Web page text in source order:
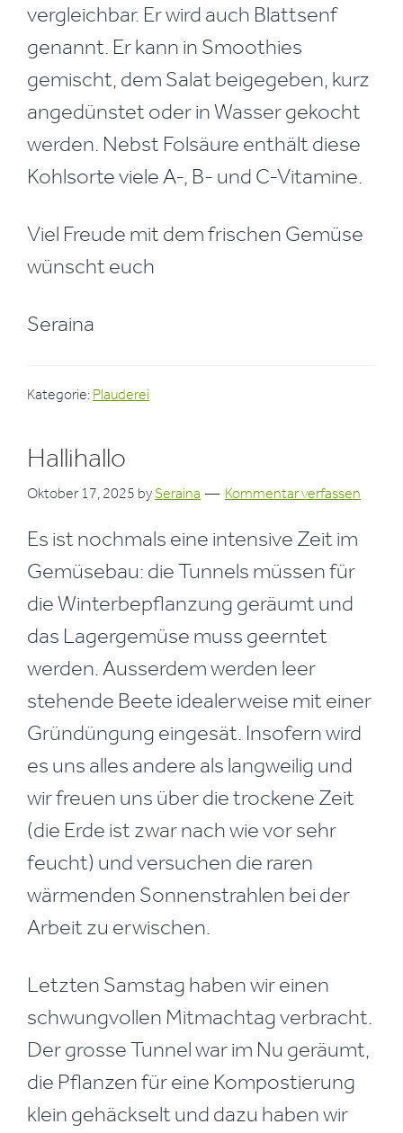
vergleichbar. Er wird auch Blattsenf
genannt. Er kann in Smoothies
gemischt, dem Salat beigegeben, kurz
angedünstet oder in Wasser gekocht
werden. Nebst Folsäure enthält diese
Kohlsorte viele A-, B- und C-Vitamine.
Viel Freude mit dem frischen Gemüse
wünscht euch
Seraina
Kategorie: Plauderei
Hallihallo
Oktober 17, 2025 by Seraina Kommentar verfassen
Es ist nochmals eine intensive Zeit im
Gemüsebau: die Tunnels müssen für
die Winterbepflanzung geräumt und
das Lagergemüse muss geerntet
werden. Ausserdem werden leer
stehende Beete idealerweise mit einer
Gründüngung eingesät. Insofern wird
es uns alles andere als langweilig und
wir freuen uns über die trockene Zeit
(die Erde ist zwar nach wie vor sehr
feucht) und versuchen die raren
wärmenden Sonnenstrahlen bei der
Arbeit zu erwischen.
Letzten Samstag haben wir einen
schwungvollen Mitmachtag verbracht.
Der grosse Tunnel war im Nu geräumt,
die Pflanzen für eine Kompostierung
klein gehäckselt und dazu haben wir